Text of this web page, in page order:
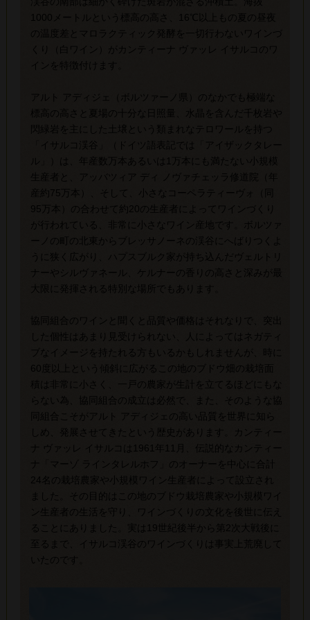
1000メートルという標高の高さ、16℃以上もの夏の昼夜
くり（白ワイン）がカンティーナ ヴァッレ イサルコのワ
インを特徴付けます。
標高の高さと夏場の十分な日照量、水晶を含んだ千枚岩や
閃緑岩を主にした土壌という類まれなテロワールを持つ
「イサルコ渓谷」（ドイツ語表記では「アイザックタレー
ル」）は、年産数万本あるいは1万本にも満たない小規模
生産者と、アッバツィア ディ ノヴァチェッラ修道院（年
産約75万本）、そして、小さなコーペラティーヴォ（同
95万本）の合わせて約20の生産者によってワインづくり
ーノの町の北東からブレッサノーネの渓谷にへばりつくよ
うに狭く広がり、ハプスブルク家が持ち込んだヴェルトリ
ナーやシルヴァネール、ケルナーの香りの高さと深みが最
大限に発揮される特別な場所でもあります。
協同組合のワインと聞くと品質や価格はそれなりで、突出
した個性はあまり見受けられない、人によってはネガティ
ブなイメージを持たれる方もいるかもしれませんが、時に
60度以上という傾斜に広がるこの地のブドウ畑の栽培面
積は非常に小さく、一戸の農家が生計を立てるほどにもな
同組合こそがアルト アディジェの高い品質を世界に知ら
しめ、発展させてきたという歴史があります。カンティー
ナ ヴァッレ イサルコは1961年11月、伝説的なカンティー
ナ「マーゾ ラインタレルホフ」のオーナーを中心に合計
24名の栽培農家や小規模ワイン生産者によって設立され
ました。その目的はこの地のブドウ栽培農家や小規模ワイ
ン生産者の生活を守り、ワインづくりの文化を後世に伝え
ることにありました。実は19世紀後半から第2次大戦後に
至るまで、イサルコ渓谷のワインづくりは事実上荒廃して